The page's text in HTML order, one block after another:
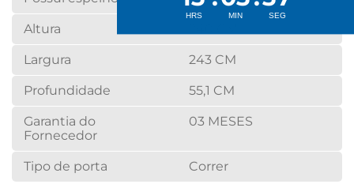
Altura
Largura 243 CM
Profundidade 55,1 CM
Garantia do
Fornecedor
03 MESES
Tipo de porta Correr